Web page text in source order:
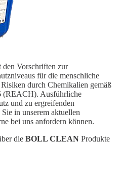
den Vorschriften zur
für die menschliche
durch Chemikalien gemäß
(REACH). Ausführliche
und zu ergreifenden
in unserem aktuellen
bei uns anfordern können.
die BOLL CLEAN Produkte